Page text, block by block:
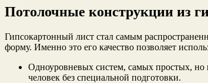
Потолочные конструкции из
Гипсокартонный лист стал самым
форму. Именно это его качество позволяет
Одноуровневых систем, самых простых, но
человек без специальной подготовки.